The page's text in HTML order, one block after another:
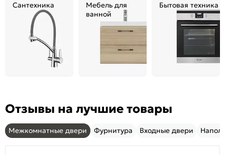
Сантехника
Мебель для
ванной
Бытовая техника
Отзывы на лучшие товары
Межкомнатные двери Фурнитура Входные двери